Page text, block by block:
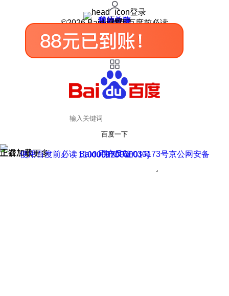
登录
我的关注
我的收藏
皮肤中心
用户反馈
设置
©2026 Baidu 使用百度前必读
百度一下
正在加载
上滑加载更多 用户反馈
使用百度前必读 Baidu 京ICP证030173号
京公网安备11000002000001号